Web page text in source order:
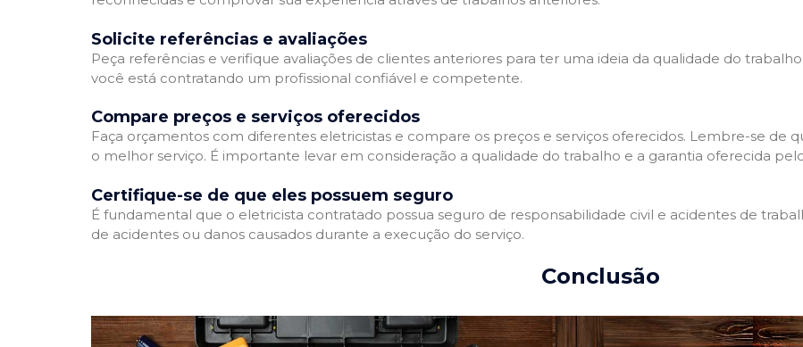
Solicite referências e avaliações
Peça referências e verifique avaliações de clientes anteriores para ter uma ideia da qualidade do
você está contratando um profissional confiável e competente.
Compare preços e serviços oferecidos
Faça orçamentos com diferentes eletricistas e compare os preços e serviços oferecidos. Lembre-se de
o melhor serviço. É importante levar em consideração a qualidade do trabalho e a garantia oferecida
Certifique-se de que eles possuem seguro
É fundamental que o eletricista contratado possua seguro de responsabilidade civil e acidentes de
de acidentes ou danos causados durante a execução do serviço.
Conclusão